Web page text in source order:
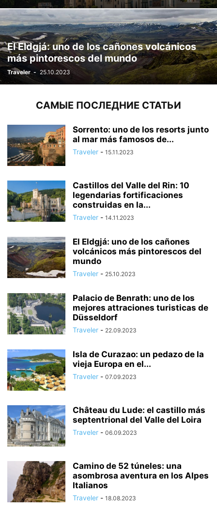
El Eldgjá: uno de los cañones volcánicos
más pintorescos del mundo
Traveler - 25.10.2023
САМЫЕ ПОСЛЕДНИЕ СТАТЬИ
Sorrento: uno de los resorts junto
al mar más famosos de...
Traveler - 15.11.2023
Castillos del Valle del Rin: 10
legendarias fortificaciones
construidas en la...
Traveler - 14.11.2023
El Eldgjá: uno de los cañones
volcánicos más pintorescos del
mundo
Traveler - 25.10.2023
Palacio de Benrath: uno de los
mejores attraciones turisticas de
Düsseldorf
Traveler - 22.09.2023
Isla de Curazao: un pedazo de la
vieja Europa en el...
Traveler - 07.09.2023
Château du Lude: el castillo más
septentrional del Valle del Loira
Traveler - 06.09.2023
Camino de 52 túneles: una
asombrosa aventura en los Alpes
Italianos
Traveler - 18.08.2023